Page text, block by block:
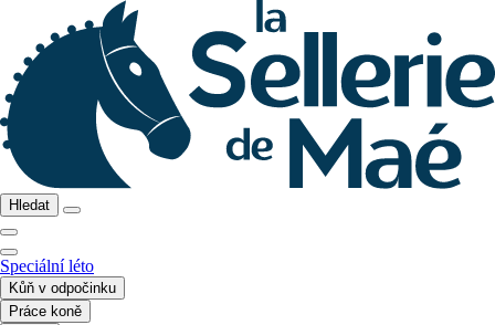
Hledat
Speciální léto
Kůň v odpočinku
Práce koně